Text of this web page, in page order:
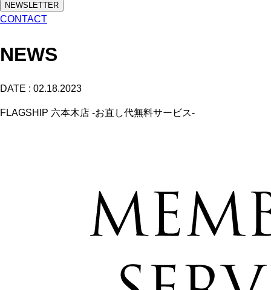
NEWSLETTER
CONTACT
NEWS
DATE : 02.18.2023
FLAGSHIP 六本木店 -お直し代無料サービス-